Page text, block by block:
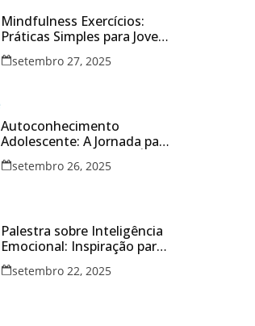
Mindfulness Exercícios:
Práticas Simples para Jovens
Conectados
setembro 27, 2025
Autoconhecimento
Adolescente: A Jornada para
Descobrir Quem Você É
setembro 26, 2025
Palestra sobre Inteligência
Emocional: Inspiração para
Transformar Vidas
setembro 22, 2025